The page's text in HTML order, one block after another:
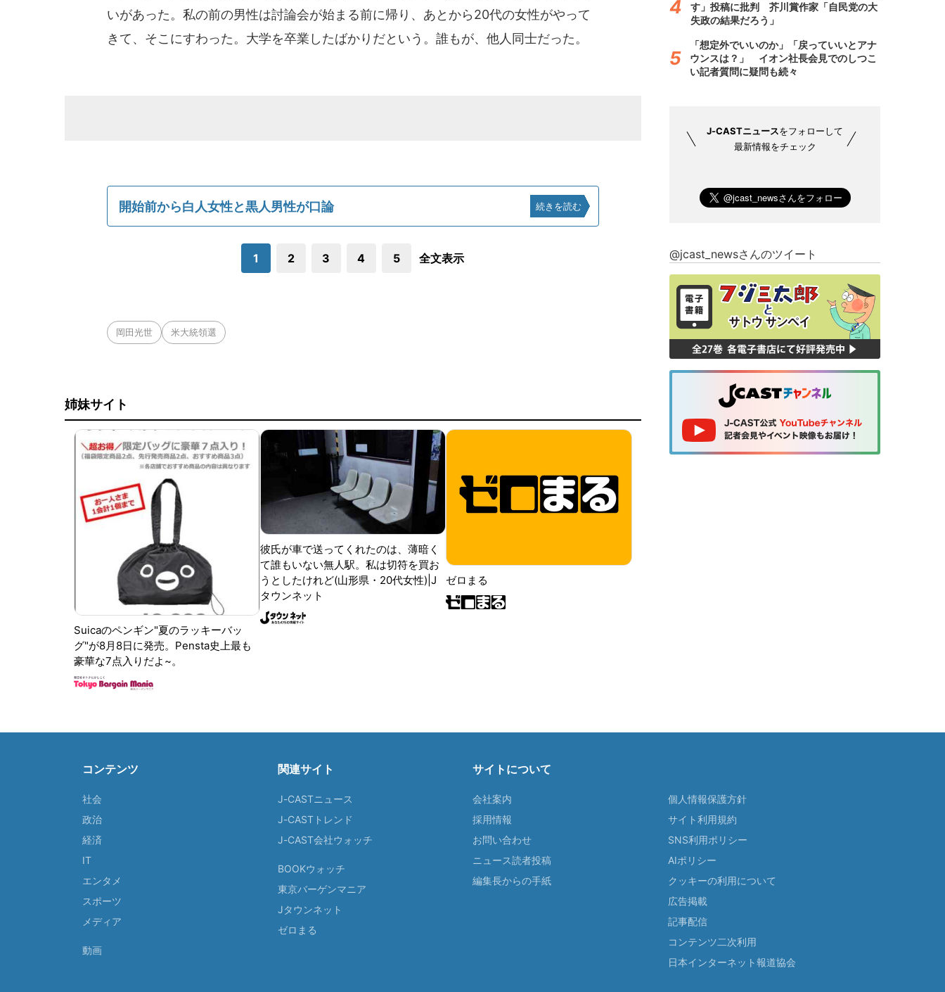
いがあった。私の前の男性は討論会が始まる前に帰り、あとから20代の女性がやって
きて、そこにすわった。大学を卒業したばかりだという。誰もが、他人同士だった。
開始前から白人女性と黒人男性が口論 続きを読む
1 2 3 4 5 全文表示
岡田光世 米大統領選
姉妹サイト
Suicaのペンギン"夏のラッキーバッ
グ"が8月8日に発売。Pensta史上最も
豪華な7点入りだよ~。
彼氏が車で送ってくれたのは、薄暗く
て誰もいない無人駅。私は切符を買お
うとしたけれど(山形県・20代女性)|J
タウンネット
ゼロまる
す」投稿に批判 芥川賞作家「自民党の大
失政の結果だろう」
「想定外でいいのか」「戻っていいとアナ
ウンスは？」 イオン社長会見でのしつこ
い記者質問に疑問も続々
J-CASTニュースをフォローして
最新情報をチェック
@jcast_newsさんのツイート
コンテンツ
社会
政治
経済
IT
エンタメ
スポーツ
メディア
動画
関連サイト
J-CASTニュース
J-CASTトレンド
J-CAST会社ウォッチ
BOOKウォッチ
東京バーゲンマニア
Jタウンネット
ゼロまる
サイトについて
会社案内
採用情報
お問い合わせ
ニュース読者投稿
編集長からの手紙
個人情報保護方針
サイト利用規約
SNS利用ポリシー
AIポリシー
クッキーの利用について
広告掲載
記事配信
コンテンツ二次利用
日本インターネット報道協会